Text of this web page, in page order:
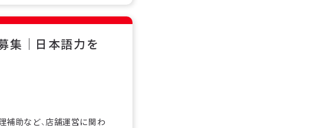
集｜日本語力を
補助など、店舗運営に関わ